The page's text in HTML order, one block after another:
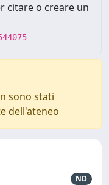
citare o creare un
sono stati
dell'ateneo
ND